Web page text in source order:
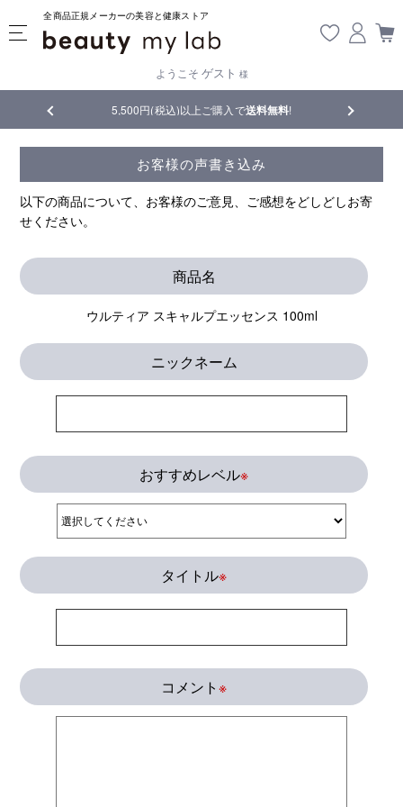
全商品正規メーカーの美容と健康ストア
ようこそ ゲスト 様
5,500円(税込)以上ご購入で送料無料! 【重要】
お客様の声書き込み
以下の商品について、お客様のご意見、ご感想をどしどしお寄
せください。
商品名
ウルティア スキャルプエッセンス 100ml
ニックネーム
おすすめレベル※
タイトル※
コメント※